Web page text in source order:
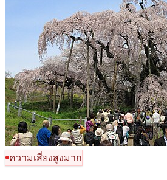
ความเสี่ยงสูงมาก